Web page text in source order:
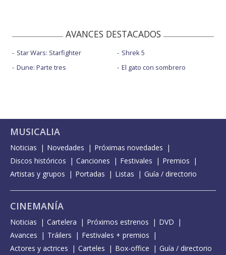
AVANCES DESTACADOS
Star Wars: Starfighter
Dune: Parte tres
Shrek 5
El gato con sombrero
MUSICALIA
Noticias Novedades
Próximas novedades
Discos históricos
Canciones Festivales
Premios
Artistas y grupos
Portadas Listas Guía / directorio
CINEMANÍA
Noticias Cartelera Próximos estrenos
DVD
Avances
Tráilers
Festivales + premios
Actores y actrices
Carteles Box-office Guía / directorio